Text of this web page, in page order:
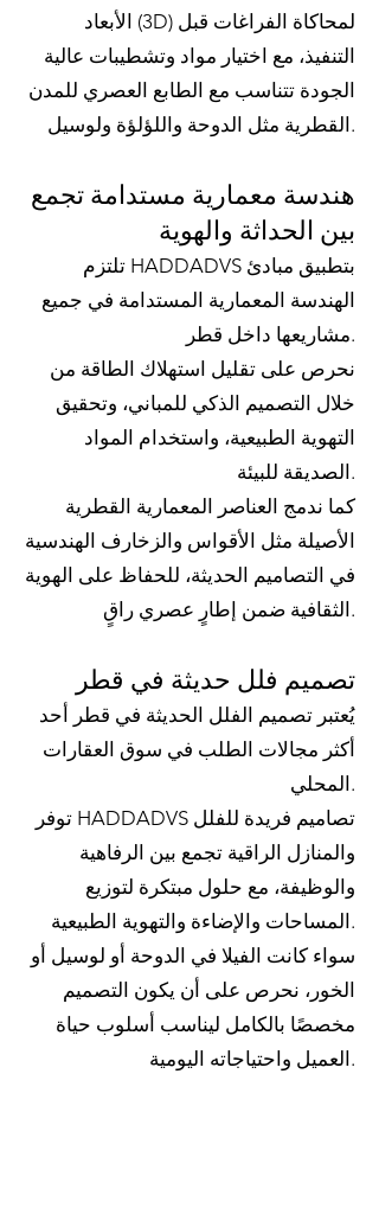
الأبعاد (3D) لمحاكاة الفراغات قبل
التنفيذ، مع اختيار مواد وتشطيبات عالية
الجودة تتناسب مع الطابع العصري للمدن
القطرية مثل الدوحة واللؤلؤة ولوسيل.
هندسة معمارية مستدامة تجمع
بين الحداثة والهوية
تلتزم HADDADVS بتطبيق مبادئ
الهندسة المعمارية المستدامة في جميع
مشاريعها داخل قطر.
نحرص على تقليل استهلاك الطاقة من
خلال التصميم الذكي للمباني، وتحقيق
التهوية الطبيعية، واستخدام المواد
الصديقة للبيئة.
كما ندمج العناصر المعمارية القطرية
الأصيلة مثل الأقواس والزخارف الهندسية
في التصاميم الحديثة، للحفاظ على الهوية
الثقافية ضمن إطارٍ عصري راقٍ.
تصميم فلل حديثة في قطر
يُعتبر تصميم الفلل الحديثة في قطر أحد
أكثر مجالات الطلب في سوق العقارات
المحلي.
توفر HADDADVS تصاميم فريدة للفلل
والمنازل الراقية تجمع بين الرفاهية
والوظيفة، مع حلول مبتكرة لتوزيع
المساحات والإضاءة والتهوية الطبيعية.
سواء كانت الفيلا في الدوحة أو لوسيل أو
الخور، نحرص على أن يكون التصميم
مخصصًا بالكامل ليناسب أسلوب حياة
العميل واحتياجاته اليومية.